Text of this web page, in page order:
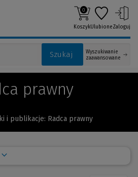
Szukaj
Wyszukiwanie
zaawansowane
0
KoszykUlubioneZaloguj
prawny
i publikacje: Radca prawny